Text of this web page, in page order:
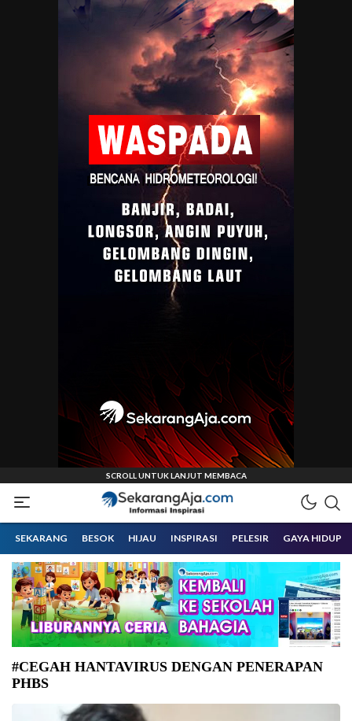
Sekarangaja
Informasi Inspirasi Malang Raya
SEKARANG BESOK HIJAU INSPIRASI PELESIR GAYA HIDUP
#CEGAH HANTAVIRUS DENGAN PENERAPAN
PHBS
Ilustrasi Masker. (Foto: Andri Widiyanto-beritajakarta.id)